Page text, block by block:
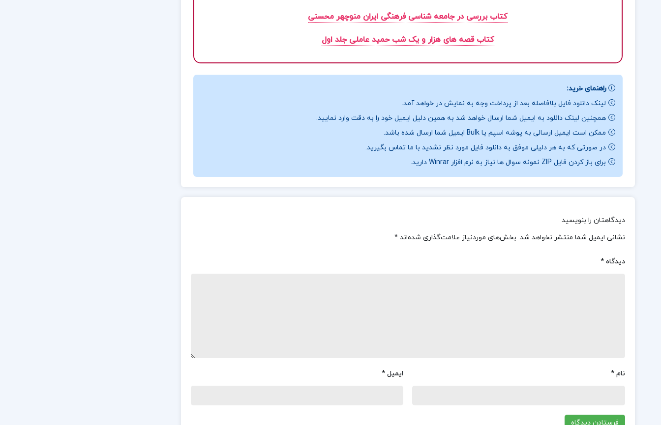
کتاب بررسی در جامعه شناسی فرهنگی ایران منوچهر محسنی
کتاب قصه های هزار و یک شب حمید عاملی جلد اول
راهنمای خرید:
لینک دانلود فایل بلافاصله بعد از پرداخت وجه به نمایش در خواهد آمد.
همچنین لینک دانلود به ایمیل شما ارسال خواهد شد به همین دلیل ایمیل خود را به دقت وارد نمایید.
ممکن است ایمیل ارسالی به پوشه اسپم یا Bulk ایمیل شما ارسال شده باشد.
در صورتی که به هر دلیلی موفق به دانلود فایل مورد نظر نشدید با ما تماس بگیرید.
برای باز کردن فایل ZIP نمونه سوال ها نیاز به نرم افزار Winrar دارید.
دیدگاهتان را بنویسید
نشانی ایمیل شما منتشر نخواهد شد. بخش‌های موردنیاز علامت‌گذاری شده‌اند*
دیدگاه*
نام* ایمیل *